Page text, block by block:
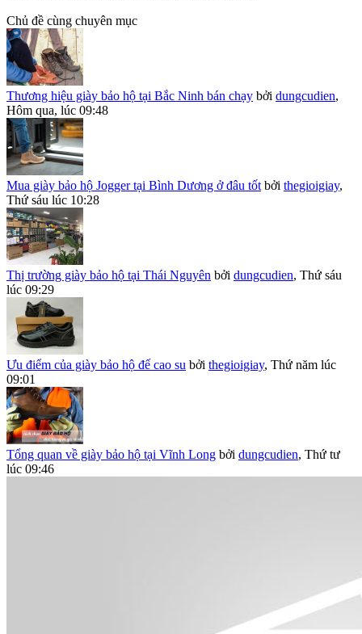
Chủ đề cùng chuyên mục
Thương hiệu giày bảo hộ tại Bắc Ninh bán chạy bởi dungcudien,
Hôm qua, lúc 09:48
Mua giày bảo hộ Jogger tại Bình Dương ở đâu tốt bởi thegioigiay,
Thứ sáu lúc 10:28
Thị trường giày bảo hộ tại Thái Nguyên bởi dungcudien, Thứ sáu
lúc 09:29
Ưu điểm của giày bảo hộ đế cao su bởi thegioigiay, Thứ năm lúc
09:01
Tổng quan về giày bảo hộ tại Vĩnh Long bởi dungcudien, Thứ tư
lúc 09:46